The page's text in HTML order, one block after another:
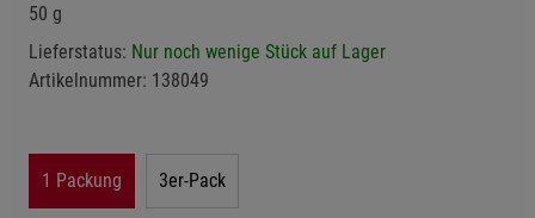
50 g
Lieferstatus: Nur noch wenige Stück auf Lager
Artikelnummer: 138049
1 Packung 3er-Pack